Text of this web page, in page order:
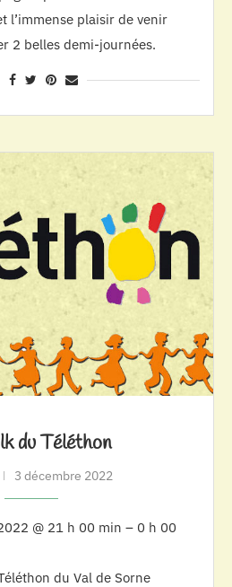
l’immense plaisir de venir
2 belles demi-journées.
du Téléthon
3 décembre 2022
@ 21 h 00 min – 0 h 00
du Val de Sorne